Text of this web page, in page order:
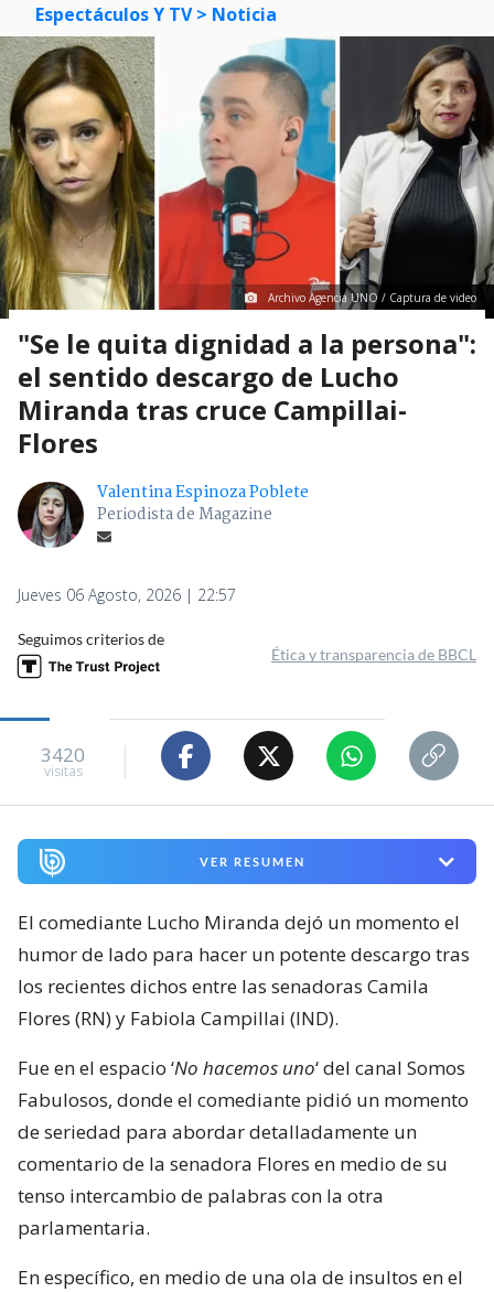
Espectáculos Y TV > Noticia
Archivo Agencia UNO / Captura de video
"Se le quita dignidad a la persona":
el sentido descargo de Lucho
Miranda tras cruce Campillai-
Flores
Valentina Espinoza Poblete
Periodista de Magazine
Jueves 06 Agosto, 2026 | 22:57
Seguimos criterios de
Ética y transparencia de BBCL
3420
visitas
VER RESUMEN
El comediante Lucho Miranda dejó un momento el
humor de lado para hacer un potente descargo tras
los recientes dichos entre las senadoras Camila
Flores (RN) y Fabiola Campillai (IND).
Fue en el espacio ‘No hacemos uno‘ del canal Somos
Fabulosos, donde el comediante pidió un momento
de seriedad para abordar detalladamente un
comentario de la senadora Flores en medio de su
tenso intercambio de palabras con la otra
parlamentaria.
En específico, en medio de una ola de insultos en el